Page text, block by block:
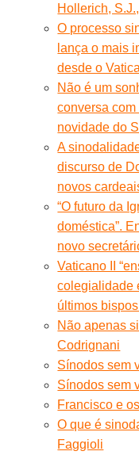
Hollerich,
O processo
lança o mais
desde o
Não é um
conversa
novidade do
A
discurso de
novos
“O futuro da
doméstica”.
novo
Vaticano II
colegialidade
últimos
Não apenas
Codrignani
Sínodos sem
Sínodos sem
Francisco e
O que é
Faggioli